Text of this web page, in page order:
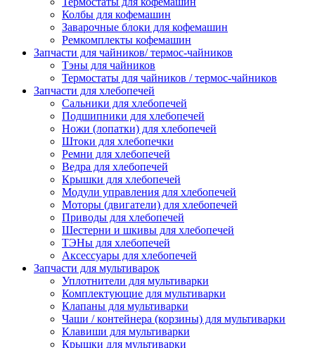
Колбы для кофемашин
Заварочные блоки для кофемашин
Ремкомплекты кофемашин
Запчасти для чайников/ термос-чайников
Тэны для чайников
Термостаты для чайников / термос-чайников
Запчасти для хлебопечей
Сальники для хлебопечей
Подшипники для хлебопечей
Ножи (лопатки) для хлебопечей
Штоки для хлебопечки
Ремни для хлебопечей
Ведра для хлебопечей
Крышки для хлебопечей
Модули управления для хлебопечей
Моторы (двигатели) для хлебопечей
Приводы для хлебопечей
Шестерни и шкивы для хлебопечей
ТЭНы для хлебопечей
Аксессуары для хлебопечей
Запчасти для мультиварок
Уплотнители для мультиварки
Комплектующие для мультиварки
Клапаны для мультиварки
Чаши / контейнера (корзины) для мультиварки
Клавиши для мультиварки
Крышки для мультиварки